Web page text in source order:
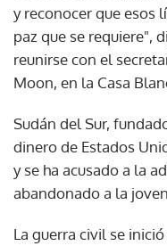
y reconocer que esos
paz que se requiere",
reunirse con el
Moon, en la Casa
Sudán del Sur,
dinero de Estados
y se ha acusado a la
abandonado a la
La guerra civil se